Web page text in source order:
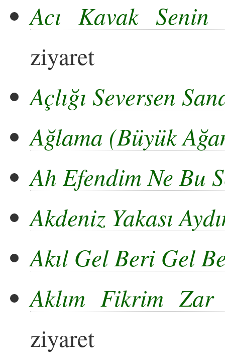
Acı Kavak Senin
ziyaret
Açlığı Seversen
Ağlama (Büyük
Ah Efendim Ne Bu
Akdeniz Yakası
Akıl Gel Beri Gel
Aklım Fikrim
ziyaret